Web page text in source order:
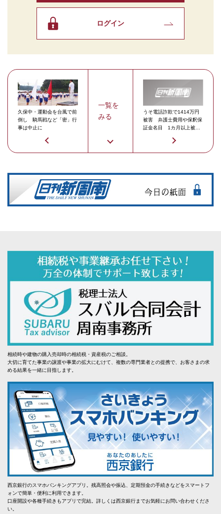
ログイン
久保中・運動会を台風で前
倒し 騎馬戦など「密」行
事は中止に
一覧を
みる
うそ電話詐欺で1414万円
被害 弁護士費用や保釈保
証金名目 1カ月以上被害
相続時や建物の購入売却時の相続税・資産税のご相談。
大切に育てた事業の譲渡や事業の拡大にむけて、複数の専門業者との提携で、お客さまの求
める結果を一緒に目指します。
西京銀行のスマホバンキングアプリ。残高照会や振込、定期預金の手続きなどをスマートフ
ォンで簡単・便利に利用できます。
口座開設や各種手続きもアプリで完結。詳しくは西京銀行までお気軽にお問い合わせくださ
い。